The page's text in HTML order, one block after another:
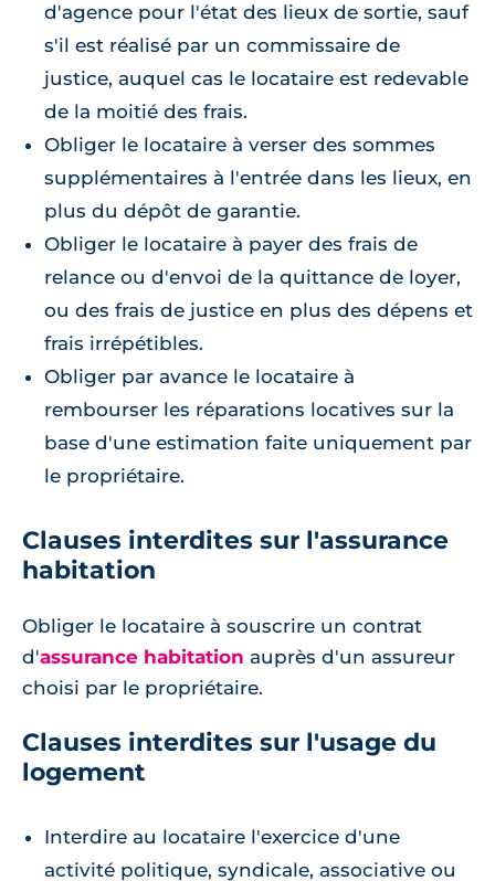
d'agence pour l'état des lieux de sortie, sauf
s'il est réalisé par un commissaire de
justice, auquel cas le locataire est redevable
de la moitié des frais.
Obliger le locataire à verser des sommes
supplémentaires à l'entrée dans les lieux, en
plus du dépôt de garantie.
Obliger le locataire à payer des frais de
relance ou d'envoi de la quittance de loyer,
ou des frais de justice en plus des dépens et
frais irrépétibles.
Obliger par avance le locataire à
rembourser les réparations locatives sur la
base d'une estimation faite uniquement par
le propriétaire.
Clauses interdites sur l'assurance
habitation
Obliger le locataire à souscrire un contrat
d'assurance habitation auprès d'un assureur
choisi par le propriétaire.
Clauses interdites sur l'usage du
logement
Interdire au locataire l'exercice d'une
activité politique, syndicale, associative ou